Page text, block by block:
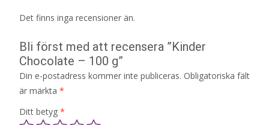
Det finns inga recensioner än.
Bli först med att recensera ”Kinder
Chocolate – 100 g”
Din e-postadress kommer inte publiceras. Obligatoriska fält
är märkta *
Ditt betyg *